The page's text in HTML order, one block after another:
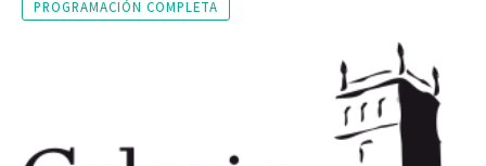
PROGRAMACIÓN COMPLETA